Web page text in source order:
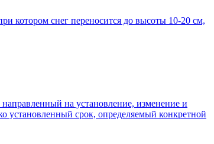
котором снег переносится до высоты 10-20 см,
на установление, изменение и
срок, определяемый конкретной